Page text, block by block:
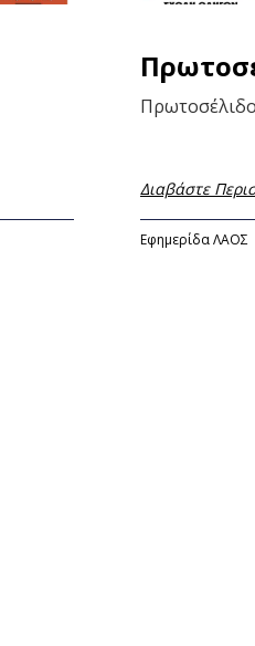
Διαβάστε
Εφημερίδα ΛΑΟΣ